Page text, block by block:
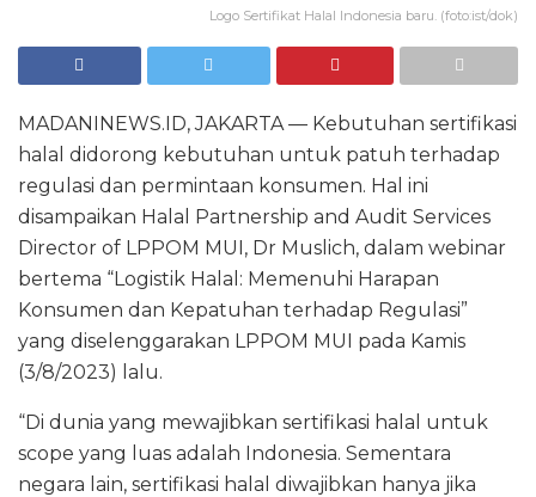
Logo Sertifikat Halal Indonesia baru. (foto:ist/dok)
MADANINEWS.ID, JAKARTA — Kebutuhan sertifikasi
halal didorong kebutuhan untuk patuh terhadap
regulasi dan permintaan konsumen. Hal ini
disampaikan Halal Partnership and Audit Services
Director of LPPOM MUI, Dr Muslich, dalam webinar
bertema “Logistik Halal: Memenuhi Harapan
Konsumen dan Kepatuhan terhadap Regulasi”
yang diselenggarakan LPPOM MUI pada Kamis
(3/8/2023) lalu.
“Di dunia yang mewajibkan sertifikasi halal untuk
scope yang luas adalah Indonesia. Sementara
negara lain, sertifikasi halal diwajibkan hanya jika